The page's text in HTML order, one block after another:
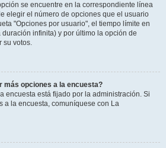
se encuentre en la correspondiente línea
elegir el número de opciones que el usuario
"Opciones por usuario", el tiempo límite en
infinita) y por último la opción de
su votos.
más opciones a la encuesta?
encuesta está fijado por la administración. Si
a la encuesta, comuníquese con La